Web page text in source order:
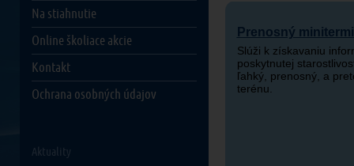
Na stiahnutie
Online školiace akcie
Kontakt
Ochrana osobných údajov
Aktuality
Prenosný
Slúži k získavaniu
poskytnutej
ľahký, prenosný, a
terénu.